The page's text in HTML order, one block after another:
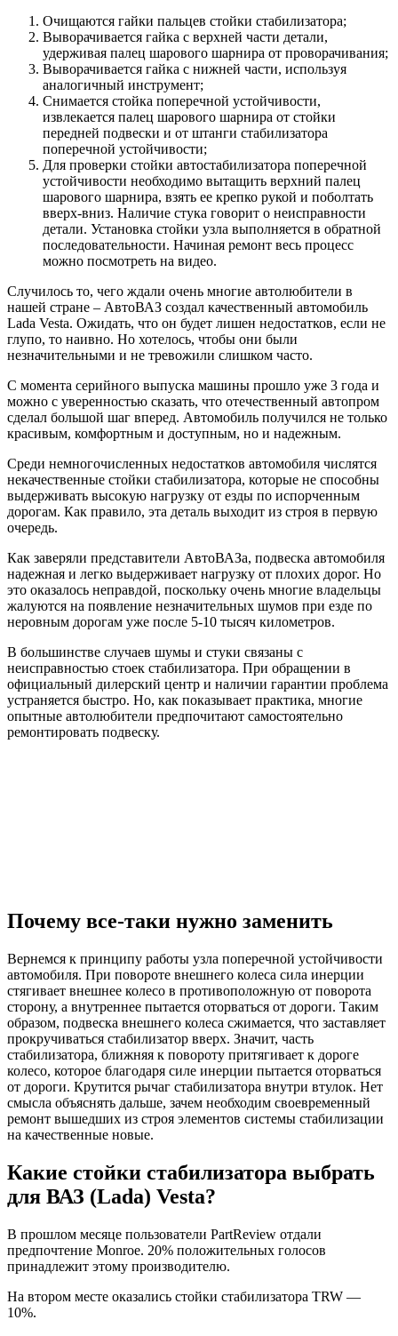
Очищаются гайки пальцев стойки стабилизатора;
Выворачивается гайка с верхней части детали,
удерживая палец шарового шарнира от проворачивания;
Выворачивается гайка с нижней части, используя
аналогичный инструмент;
Снимается стойка поперечной устойчивости,
извлекается палец шарового шарнира от стойки
передней подвески и от штанги стабилизатора
поперечной устойчивости;
Для проверки стойки автостабилизатора поперечной
устойчивости необходимо вытащить верхний палец
шарового шарнира, взять ее крепко рукой и поболтать
вверх-вниз. Наличие стука говорит о неисправности
детали. Установка стойки узла выполняется в обратной
последовательности. Начиная ремонт весь процесс
можно посмотреть на видео.
Случилось то, чего ждали очень многие автолюбители в
нашей стране – АвтоВАЗ создал качественный автомобиль
Lada Vesta. Ожидать, что он будет лишен недостатков, если не
глупо, то наивно. Но хотелось, чтобы они были
незначительными и не тревожили слишком часто.
С момента серийного выпуска машины прошло уже 3 года и
можно с уверенностью сказать, что отечественный автопром
сделал большой шаг вперед. Автомобиль получился не только
красивым, комфортным и доступным, но и надежным.
Среди немногочисленных недостатков автомобиля числятся
некачественные стойки стабилизатора, которые не способны
выдерживать высокую нагрузку от езды по испорченным
дорогам. Как правило, эта деталь выходит из строя в первую
очередь.
Как заверяли представители АвтоВАЗа, подвеска автомобиля
надежная и легко выдерживает нагрузку от плохих дорог. Но
это оказалось неправдой, поскольку очень многие владельцы
жалуются на появление незначительных шумов при езде по
неровным дорогам уже после 5-10 тысяч километров.
В большинстве случаев шумы и стуки связаны с
неисправностью стоек стабилизатора. При обращении в
официальный дилерский центр и наличии гарантии проблема
устраняется быстро. Но, как показывает практика, многие
опытные автолюбители предпочитают самостоятельно
ремонтировать подвеску.
Почему все-таки нужно заменить
Вернемся к принципу работы узла поперечной устойчивости
автомобиля. При повороте внешнего колеса сила инерции
стягивает внешнее колесо в противоположную от поворота
сторону, а внутреннее пытается оторваться от дороги. Таким
образом, подвеска внешнего колеса сжимается, что заставляет
прокручиваться стабилизатор вверх. Значит, часть
стабилизатора, ближняя к повороту притягивает к дороге
колесо, которое благодаря силе инерции пытается оторваться
от дороги. Крутится рычаг стабилизатора внутри втулок. Нет
смысла объяснять дальше, зачем необходим своевременный
ремонт вышедших из строя элементов системы стабилизации
на качественные новые.
Какие стойки стабилизатора выбрать
для ВАЗ (Lada) Vesta?
В прошлом месяце пользователи PartReview отдали
предпочтение Monroe. 20% положительных голосов
принадлежит этому производителю.
На втором месте оказались стойки стабилизатора TRW —
10%.